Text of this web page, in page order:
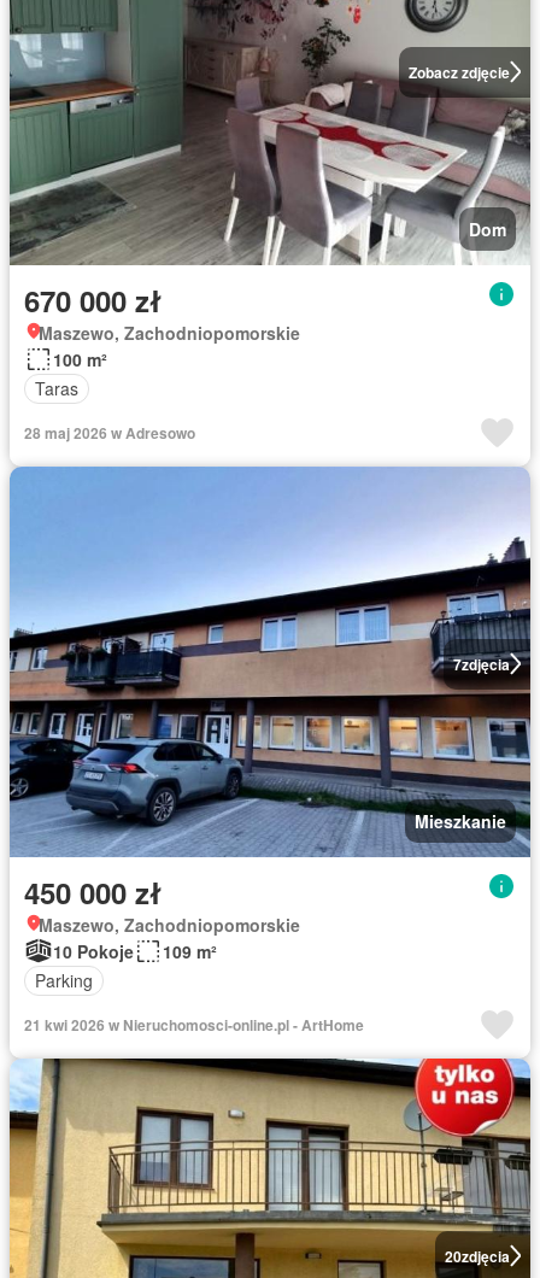
Zobacz zdjęcie
Dom
670 000 zł
Maszewo, Zachodniopomorskie
100 m²
Taras
28 maj 2026 w Adresowo
7zdjęcia
Mieszkanie
450 000 zł
Maszewo, Zachodniopomorskie
10 Pokoje
109 m²
Parking
21 kwi 2026 w Nieruchomosci-online.pl - ArtHome
20zdjęcia